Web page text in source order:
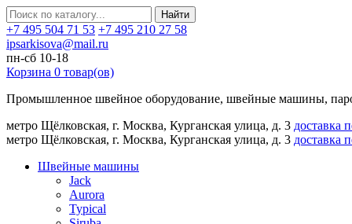
Найти
+7 495 504 71 53 +7 495 210 27 58
ipsarkisova@mail.ru
пн-сб 10-18
Корзина 0 товар(ов)
Промышленное швейное оборудование, швейные машины,
метро Щёлковская, г. Москва, Курганская улица, д. 3 доставка
метро Щёлковская, г. Москва, Курганская улица, д. 3 доставка
Швейные машины
Jack
Aurora
Typical